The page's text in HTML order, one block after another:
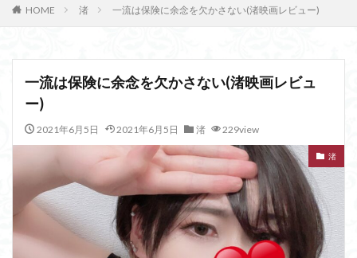
HOME 渚 一流は保険に余念を欠かさない(渚映画レビュー)
一流は保険に余念を欠かさない(渚映画レビュ
ー)
2021年6月5日 2021年6月5日 渚 229view
渚